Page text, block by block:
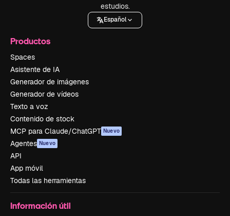
estudios.
Español
Productos
Spaces
Asistente de IA
Generador de imágenes
Generador de vídeos
Texto a voz
Contenido de stock
MCP para Claude/ChatGPT Nuevo
Agentes Nuevo
API
App móvil
Todas las herramientas
Información útil